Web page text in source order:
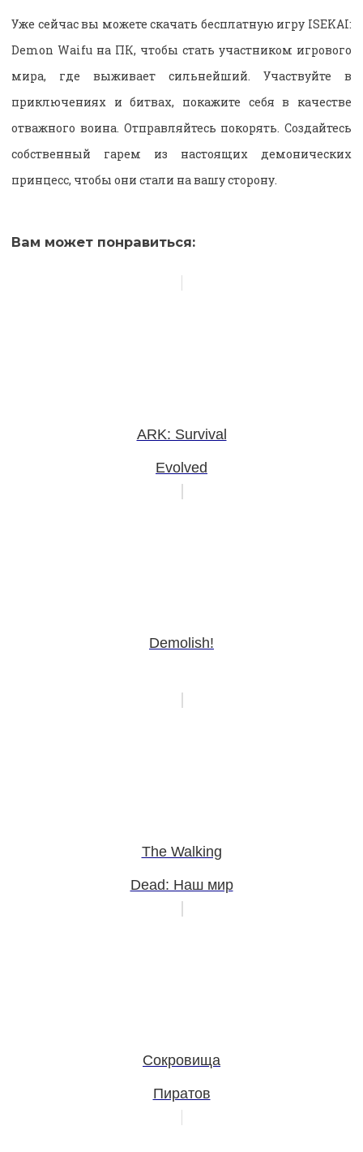
Уже сейчас вы можете скачать бесплатную игру ISEKAI:
Demon Waifu на ПК, чтобы стать участником игрового
мира, где выживает сильнейший. Участвуйте в
приключениях и битвах, покажите себя в качестве
отважного воина. Отправляйтесь покорять. Создайтесь
собственный гарем из настоящих демонических
принцесс, чтобы они стали на вашу сторону.
Вам может понравиться:
ARK: Survival
Evolved
Demolish!
The Walking
Dead: Наш мир
Сокровища
Пиратов